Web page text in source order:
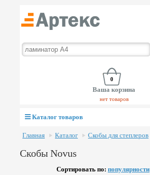
0
Ваша корзина
нет товаров
Каталог товаров
Главная Каталог Скобы для степлеров
Скобы Novus
Сортировать по: популярности